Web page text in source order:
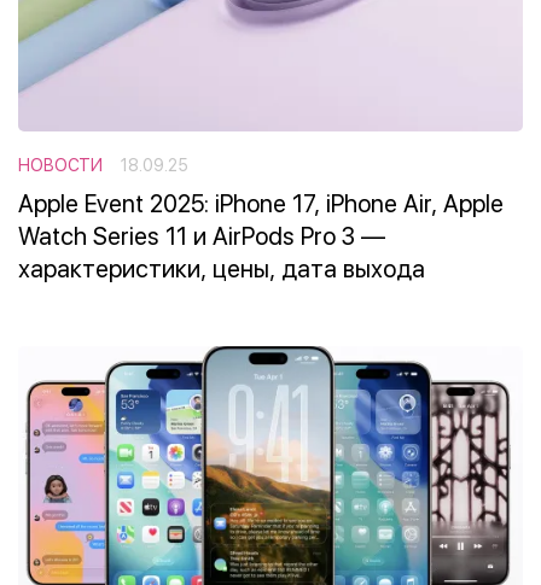
НОВОСТИ 18.09.25
Apple Event 2025: iPhone 17, iPhone Air, Apple
Watch Series 11 и AirPods Pro 3 —
характеристики, цены, дата выхода